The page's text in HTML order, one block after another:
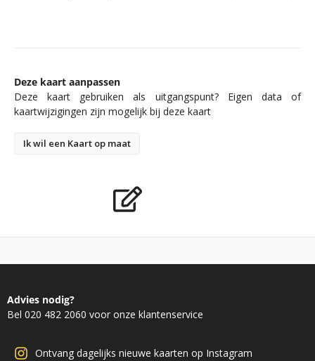
Deze kaart aanpassen
Deze kaart gebruiken als uitgangspunt? Eigen data of
kaartwijzigingen zijn mogelijk bij deze kaart
Ik wil een Kaart op maat
Advies nodig?
Bel 020 482 2060 voor onze klantenservice
Ontvang dagelijks nieuwe kaarten op Instagram